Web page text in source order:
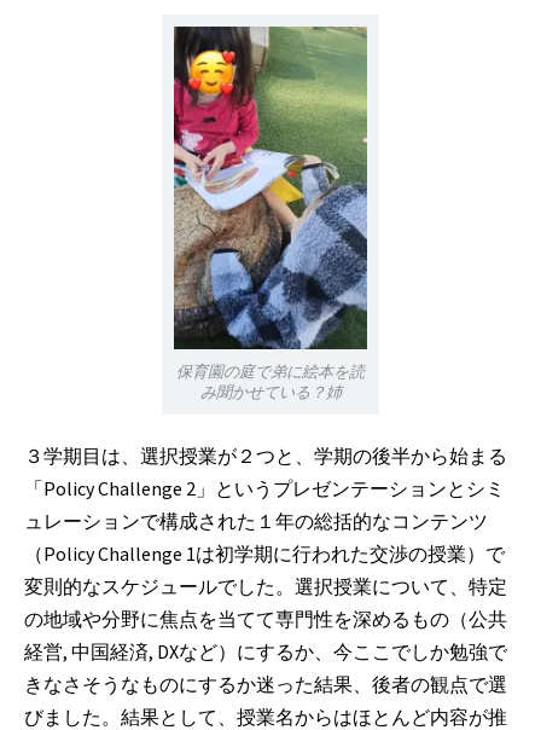
保育園の庭で弟に絵本を読
み聞かせている？姉
３学期目は、選択授業が２つと、学期の後半から始まる
「Policy Challenge 2」というプレゼンテーションとシミ
ュレーションで構成された１年の総括的なコンテンツ
（Policy Challenge 1は初学期に行われた交渉の授業）で
変則的なスケジュールでした。選択授業について、特定
の地域や分野に焦点を当てて専門性を深めるもの（公共
経営, 中国経済, DXなど）にするか、今ここでしか勉強で
きなさそうなものにするか迷った結果、後者の観点で選
びました。結果として、授業名からはほとんど内容が推